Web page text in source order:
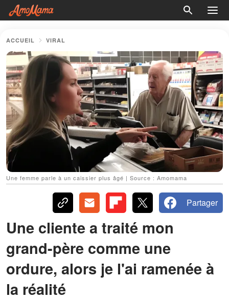
ACCUEIL VIRAL
Une femme parle à un caissier plus âgé | Source : Amomama
Partager
Une cliente a traité mon
grand-père comme une
ordure, alors je l'ai ramenée à
la réalité